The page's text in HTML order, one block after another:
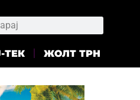
ТЕК ЖОЛТ ТРН